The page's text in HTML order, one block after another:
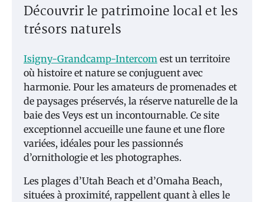
Découvrir le patrimoine local et les
trésors naturels
Isigny-Grandcamp-Intercom est un territoire
où histoire et nature se conjuguent avec
harmonie. Pour les amateurs de promenades et
de paysages préservés, la réserve naturelle de la
baie des Veys est un incontournable. Ce site
exceptionnel accueille une faune et une flore
variées, idéales pour les passionnés
d’ornithologie et les photographes.
Les plages d’Utah Beach et d’Omaha Beach,
situées à proximité, rappellent quant à elles le